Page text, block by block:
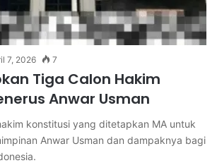
7, 2026 7
Tiga Calon Hakim
Anwar Usman
konstitusi yang ditetapkan MA untuk
Anwar Usman dan dampaknya bagi